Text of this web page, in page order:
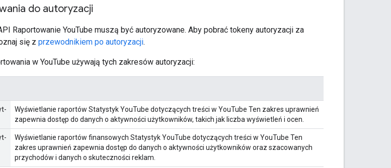
do autoryzacji
Raportowanie YouTube muszą być autoryzowane. Aby pobrać tokeny autoryzacji za
się z przewodnikiem po autoryzacji.
w YouTube używają tych zakresów autoryzacji:
Wyświetlanie raportów Statystyk YouTube dotyczących treści w YouTube Ten zakres uprawnień
zapewnia dostęp do danych o aktywności użytkowników, takich jak liczba wyświetleń i ocen.
Wyświetlanie raportów finansowych Statystyk YouTube dotyczących treści w YouTube Ten
zakres uprawnień zapewnia dostęp do danych o aktywności użytkowników oraz szacowanych
przychodów i danych o skuteczności reklam.